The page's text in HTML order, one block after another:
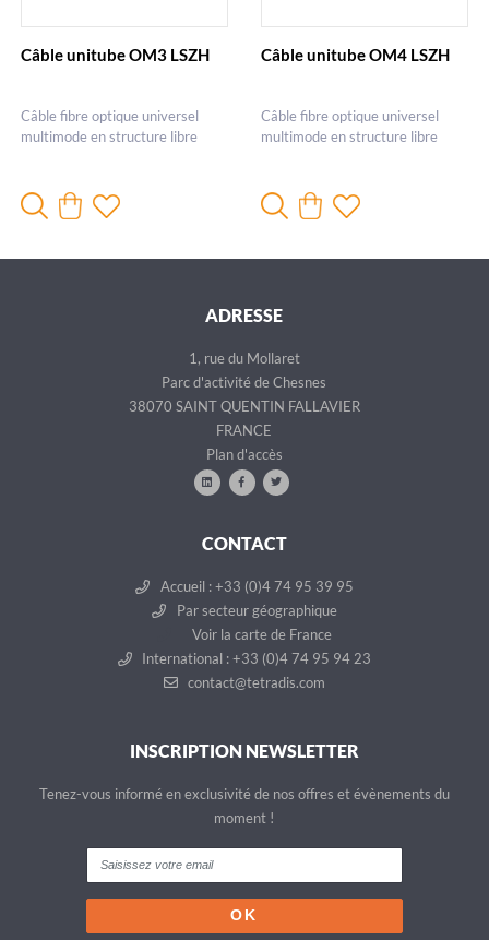
Câble unitube OM3 LSZH
Câble fibre optique universel
multimode en structure libre
Câble unitube OM4 LSZH
Câble fibre optique universel
multimode en structure libre
ADRESSE
1, rue du Mollaret
Parc d'activité de Chesnes
38070 SAINT QUENTIN FALLAVIER
FRANCE
Plan d'accès
CONTACT
Accueil : +33 (0)4 74 95 39 95
Par secteur géographique
Voir la carte de France
International : +33 (0)4 74 95 94 23
contact@tetradis.com
INSCRIPTION NEWSLETTER
Tenez-vous informé en exclusivité de nos offres et évènements du
moment !